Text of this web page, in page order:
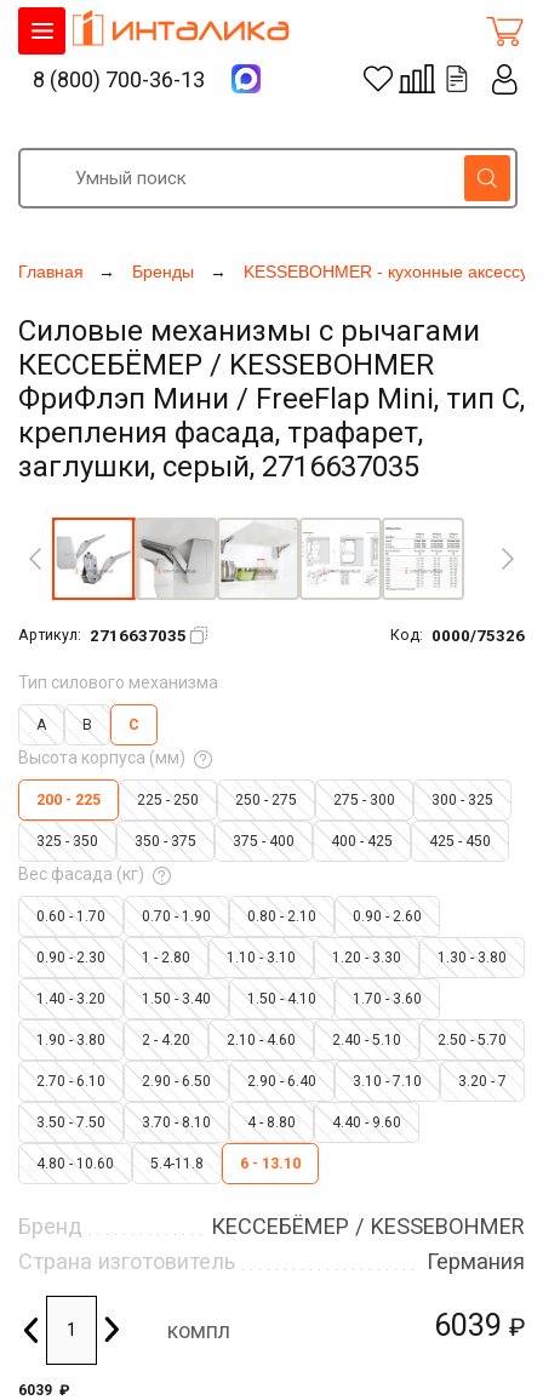
Главная Бренды KESSEBOHMER - кухонные
Силовые механизмы с рычагами
КЕССЕБЁМЕР / KESSEBOHMER
ФриФлэп Мини / FreeFlap Mini, тип C,
крепления фасада, трафарет,
заглушки, серый, 2716637035
Артикул: 2716637035 Код: 0000/75326
6039 ₽
Тип силового механизма
A B C
Высота корпуса (мм)
200 - 225 225 - 250 250 - 275 275 - 300 300 - 325
325 - 350 350 - 375 375 - 400 400 - 425 425 - 450
Вес фасада (кг)
0.60 - 1.70 0.70 - 1.90 0.80 - 2.10 0.90 - 2.60
0.90 - 2.30 1 - 2.80 1.10 - 3.10 1.20 - 3.30 1.30 - 3.80
1.40 - 3.20 1.50 - 3.40 1.50 - 4.10 1.70 - 3.60
1.90 - 3.80 2 - 4.20 2.10 - 4.60 2.40 - 5.10 2.50 - 5.70
2.70 - 6.10 2.90 - 6.50 2.90 - 6.40 3.10 - 7.10 3.20 - 7
3.50 - 7.50 3.70 - 8.10 4 - 8.80 4.40 - 9.60
4.80 - 10.60 5.4-11.8 6 - 13.10
Бренд
КЕССЕБЁМЕР / KESSEBOHMER
Страна изготовитель
Германия
компл
6039 ₽
8 (800) 700-36-13